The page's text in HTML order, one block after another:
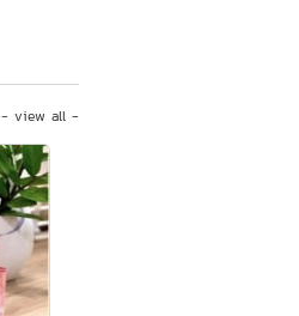
- view all -